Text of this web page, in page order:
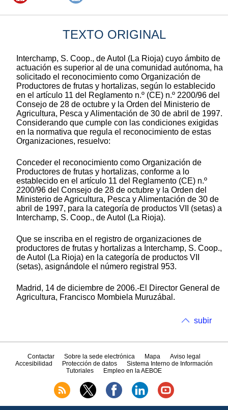
TEXTO ORIGINAL
Interchamp, S. Coop., de Autol (La Rioja) cuyo ámbito de
actuación es superior al de una comunidad autónoma, ha
solicitado el reconocimiento como Organización de
Productores de frutas y hortalizas, según lo establecido
en el artículo 11 del Reglamento n.º (CE) n.º 2200/96 del
Consejo de 28 de octubre y la Orden del Ministerio de
Agricultura, Pesca y Alimentación de 30 de abril de 1997.
Considerando que cumple con las condiciones exigidas
en la normativa que regula el reconocimiento de estas
Organizaciones, resuelvo:
Conceder el reconocimiento como Organización de
Productores de frutas y hortalizas, conforme a lo
establecido en el artículo 11 del Reglamento (CE) n.º
2200/96 del Consejo de 28 de octubre y la Orden del
Ministerio de Agricultura, Pesca y Alimentación de 30 de
abril de 1997, para la categoría de productos VII (setas) a
Interchamp, S. Coop., de Autol (La Rioja).
Que se inscriba en el registro de organizaciones de
productores de frutas y hortalizas a Interchamp, S. Coop.,
de Autol (La Rioja) en la categoría de productos VII
(setas), asignándole el número registral 953.
Madrid, 14 de diciembre de 2006.-El Director General de
Agricultura, Francisco Mombiela Muruzábal.
subir
Contactar Sobre la sede electrónica Mapa
Aviso legal
Accesibilidad
Protección de datos
Sistema Interno de Información
Tutoriales
Empleo en la AEBOE